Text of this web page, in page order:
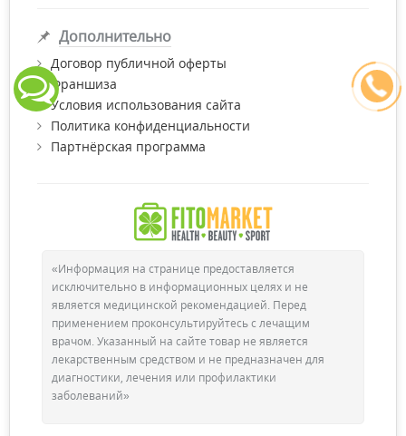
Дополнительно
Договор публичной оферты
Франшиза
Условия использования сайта
Политика конфиденциальности
Партнёрская программа
«Информация на странице предоставляется
исключительно в информационных целях и не
является медицинской рекомендацией. Перед
применением проконсультируйтесь с лечащим
врачом. Указанный на сайте товар не является
лекарственным средством и не предназначен для
диагностики, лечения или профилактики
заболеваний»